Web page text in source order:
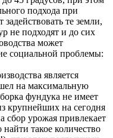
подхода при
те земли,
не подходят и до сих
может
социальной проблемы:
является
на максимальную
фундука не имеет
крупнейших на сегодня
урожая привлекает
такое количество